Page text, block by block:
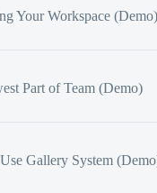
Your Workspace (Demo)
Part of Team (Demo)
Gallery System